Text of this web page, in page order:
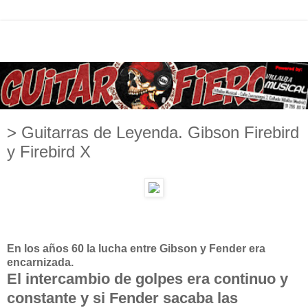
> Guitarras de Leyenda. Gibson Firebird
y Firebird X
En los años 60 la lucha entre Gibson y Fender era
encarnizada.
El intercambio de golpes era continuo y
constante y si Fender sacaba las